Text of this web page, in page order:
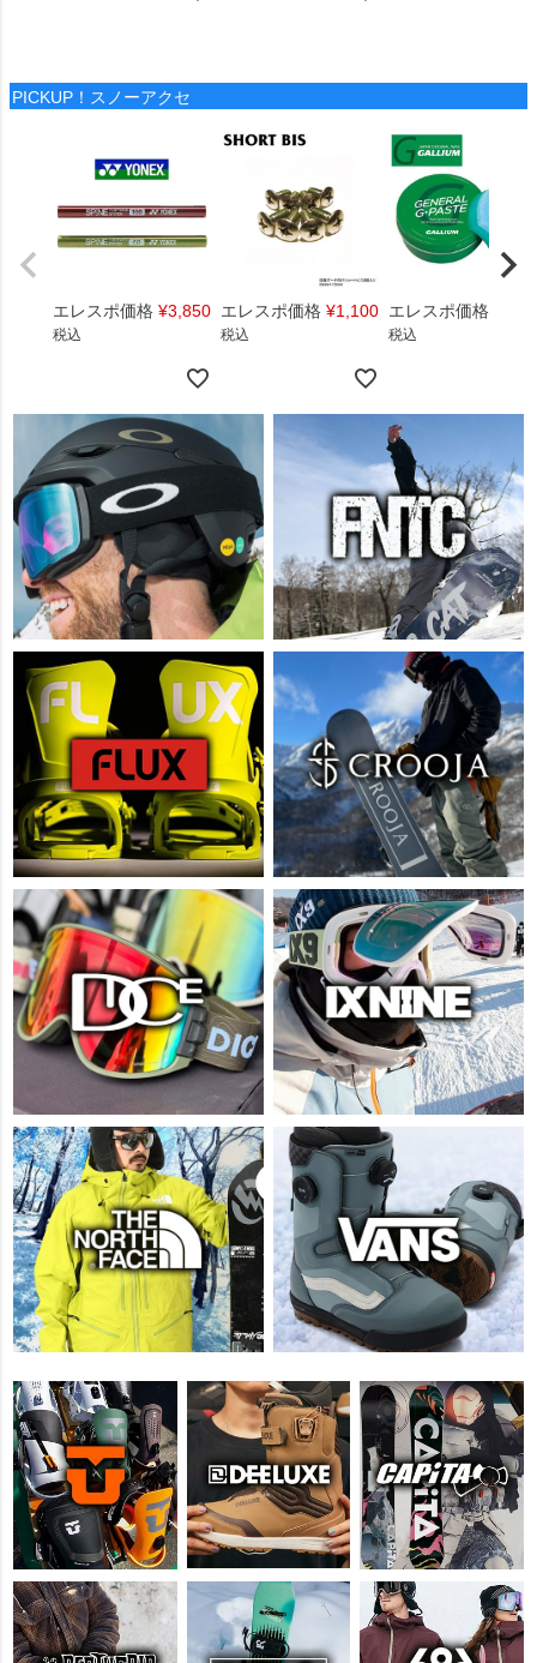
PICKUP！スノーアクセ
エレスポ価格 ¥3,850
税込
エレスポ価格 ¥1,100
税込
エレスポ価格
税込